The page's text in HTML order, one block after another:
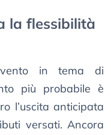
la flessibilità
in tema di
più probabile è
l’uscita anticipata
versati. Ancora